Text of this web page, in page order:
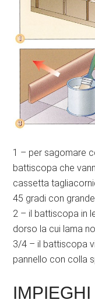
1 – per sagomare
battiscopa che
cassetta
45 gradi con
2 – il battiscopa in
dorso la cui lama
3/4 – il battiscopa
pannello con colla
IMPIEGHI